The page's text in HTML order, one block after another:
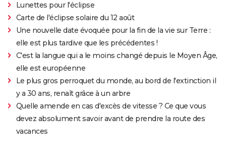
Lunettes pour l'éclipse
Carte de l'éclipse solaire du 12 août
Une nouvelle date évoquée pour la fin de la vie sur Terre :
elle est plus tardive que les précédentes !
C'est la langue qui a le moins changé depuis le Moyen Âge,
elle est européenne
Le plus gros perroquet du monde, au bord de l'extinction il
y a 30 ans, renaît grâce à un arbre
Quelle amende en cas d'excès de vitesse ? Ce que vous
devez absolument savoir avant de prendre la route des
vacances